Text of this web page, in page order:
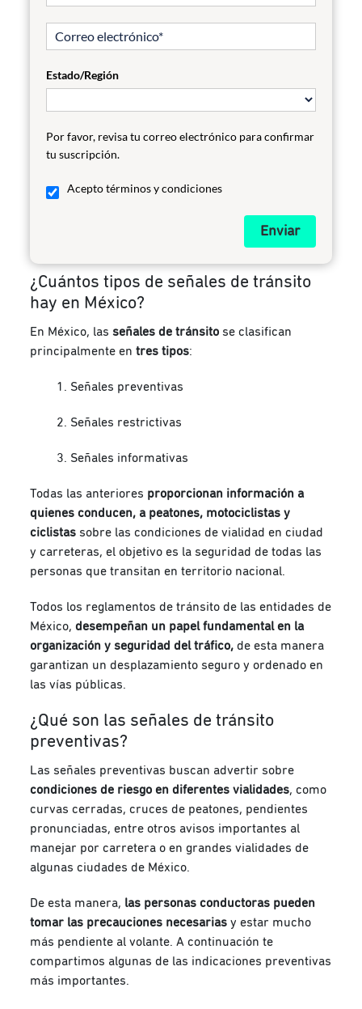
Estado/Región
Por favor, revisa tu correo electrónico para confirmar
tu suscripción.
Acepto términos y condiciones
Enviar
¿Cuántos tipos de señales de tránsito
hay en México?
En México, lasseñales de tránsitose clasifican
principalmente entres tipos:
Señales preventivas
Señales restrictivas
Señales informativas
Todas las anteriores proporcionan información a
quienes conducen, a peatones, motociclistas y
ciclistassobre las condiciones de vialidad en ciudad
y carreteras, el objetivo es la seguridad de todas las
personas que transitan en territorio nacional.
Todos los reglamentos de tránsito de las entidades de
México,desempeñan un papel fundamental en la
organización y seguridad del tráfico,de esta manera
garantizan un desplazamiento seguro y ordenado en
las vías públicas.
¿Qué son las señales de tránsito
preventivas?
Las señales preventivas buscan advertir sobre
condiciones de riesgo en diferentes vialidades, como
curvas cerradas, cruces de peatones, pendientes
pronunciadas, entre otros avisos importantes al
manejar por carretera o en grandes vialidades de
algunas ciudades de México.
De esta manera, las personas conductoras pueden
tomar las precauciones necesarias y estar mucho
más pendiente al volante. A continuación te
compartimos algunas de las indicaciones preventivas
más importantes.